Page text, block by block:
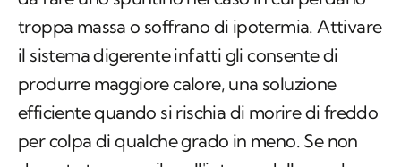
troppa massa o soffrano di ipotermia. Attivare
il sistema digerente infatti gli consente di
produrre maggiore calore, una soluzione
efficiente quando si rischia di morire di freddo
per colpa di qualche grado in meno. Se non